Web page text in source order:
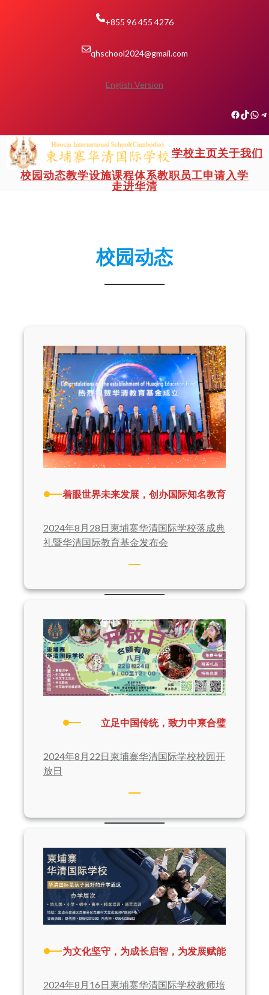
+855 96 455 4276
qhschool2024@gmail.com
English Version
Facebook TikTok 微信 Telegram
学校主页关于我们
校园动态教学设施课程体系教职员工申请入学
走进华清
校园动态
着眼世界未来发展，创办国际知名教育
2024年8月28日柬埔寨华清国际学校落成典
礼暨华清国际教育基金发布会
立足中国传统，致力中柬合璧
2024年8月22日柬埔寨华清国际学校校园开
放日
为文化坚守，为成长启智，为发展赋能
2024年8月16日柬埔寨华清国际学校教师培